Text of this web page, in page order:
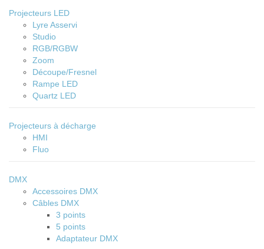
Projecteurs LED
Lyre Asservi
Studio
RGB/RGBW
Zoom
Découpe/Fresnel
Rampe LED
Quartz LED
Projecteurs à décharge
HMI
Fluo
DMX
Accessoires DMX
Câbles DMX
3 points
5 points
Adaptateur DMX